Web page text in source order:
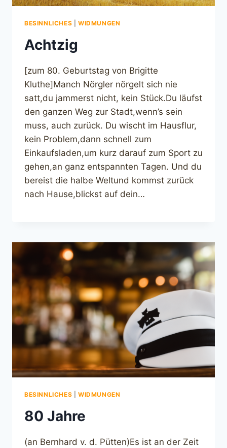
BESINNLICHES WIDMUNGEN
Achtzig
[zum 80. Geburtstag von Brigitte
Kluthe]Manch Nörgler nörgelt sich nie
satt,du jammerst nicht, kein Stück.Du läufst
den ganzen Weg zur Stadt,wenn’s sein
muss, auch zurück. Du wischt im Hausflur,
kein Problem,dann schnell zum
Einkaufsladen,um kurz darauf zum Sport zu
gehen,an ganz entspannten Tagen. Und du
bereist die halbe Weltund kommst zurück
nach Hause,blickst auf dein…
BESINNLICHES WIDMUNGEN
80 Jahre
(an Bernhard v. d. Pütten)Es ist an der Zeit